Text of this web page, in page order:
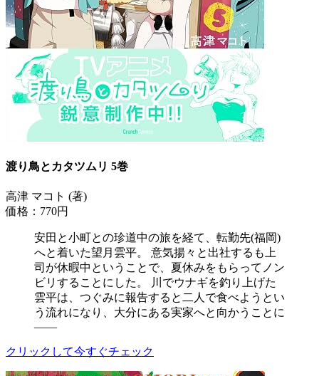
渡り鳥とカタツムリ 5巻
高津 マコト (著)
価格：770円
安田と小町との珍道中の旅を経て、転勤先(福岡)
へと着いた望月雲平。 意気揚々と出社するも上
司が休暇中ということで、夏休みをもらってノン
ビリすることにした。 川でウナギを釣り上げた
雲平は、つぐみに報告すると二人で食べようとい
う流れになり、大分にある実家へと向かうことに
――
クリックして今すぐチェック